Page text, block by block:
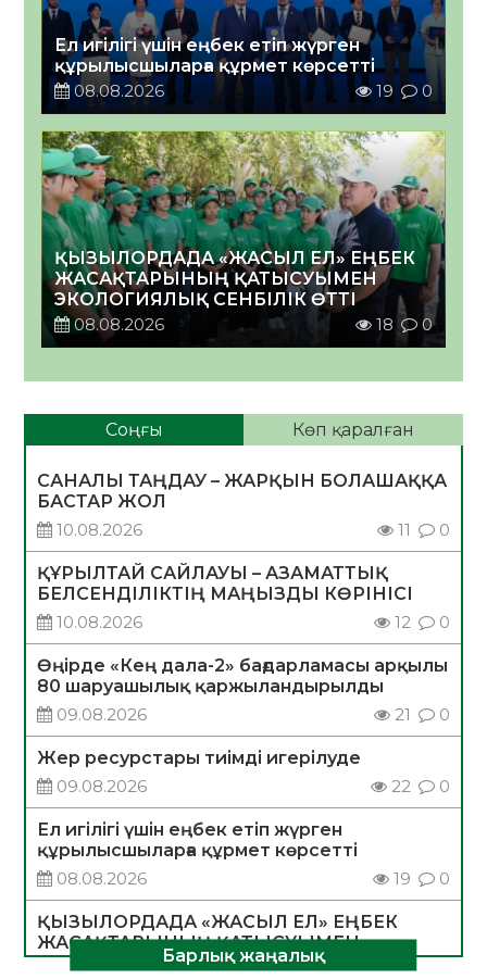
Ел игілігі үшін еңбек етіп жүрген
құрылысшыларға құрмет көрсетті
08.08.2026
19 0
ҚЫЗЫЛОРДАДА «ЖАСЫЛ ЕЛ» ЕҢБЕК
ЖАСАҚТАРЫНЫҢ ҚАТЫСУЫМЕН
ЭКОЛОГИЯЛЫҚ СЕНБІЛІК ӨТТІ
08.08.2026
18 0
Соңғы Көп қаралған
САНАЛЫ ТАҢДАУ – ЖАРҚЫН БОЛАШАҚҚА
БАСТАР ЖОЛ
10.08.2026
11 0
ҚҰРЫЛТАЙ САЙЛАУЫ – АЗАМАТТЫҚ
БЕЛСЕНДІЛІКТІҢ МАҢЫЗДЫ КӨРІНІСІ
10.08.2026
12 0
Өңірде «Кең дала-2» бағдарламасы арқылы
80 шаруашылық қаржыландырылды
09.08.2026
21 0
Жер ресурстары тиімді игерілуде
09.08.2026
22 0
Ел игілігі үшін еңбек етіп жүрген
құрылысшыларға құрмет көрсетті
08.08.2026
19 0
ҚЫЗЫЛОРДАДА «ЖАСЫЛ ЕЛ» ЕҢБЕК
ЖАСАҚТАРЫНЫҢ ҚАТЫСУЫМЕН
ЭКОЛОГИЯЛЫҚ СЕНБІЛІК ӨТТІ
Барлық жаңалық